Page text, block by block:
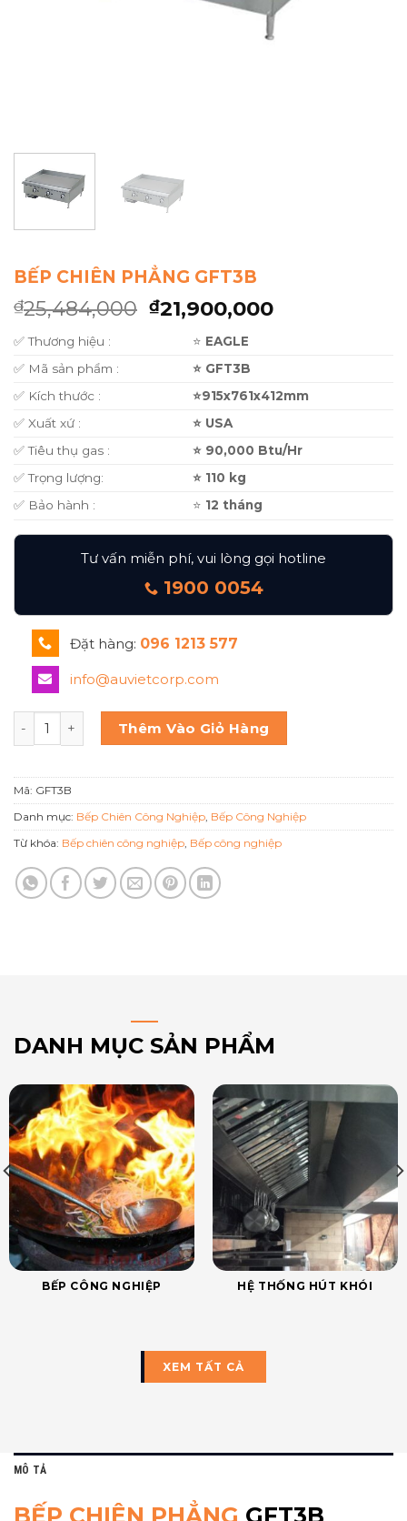
BẾP CHIÊN PHẲNG GFT3B
₫25,484,000 ₫21,900,000
✅ Thương hiệu : ⭐ EAGLE
✅ Mã sản phẩm :
⭐ GFT3B
✅ Kích thước :
⭐915x761x412mm
✅ Xuất xứ :
⭐ USA
✅ Tiêu thụ gas :
⭐ 90,000 Btu/Hr
✅ Trọng lượng:
⭐ 110 kg
✅ Bảo hành :
⭐ 12 tháng
Tư vấn miễn phí, vui lòng gọi hotline
1900 0054
Đặt hàng: 096 1213 577
info@auvietcorp.com
BẾP CHIÊN PHẲNG GFT3B số lượng
Thêm Vào Giỏ Hàng
Mã: GFT3B
Danh mục: Bếp Chiên Công Nghiệp Bếp Công Nghiệp
Từ khóa: Bếp chiên công nghiệp Bếp công nghiệp
DANH MỤC SẢN PHẨM
BẾP CÔNG NGHIỆP HỆ THỐNG HÚT KHÓI
XEM TẤT CẢ
MÔ TẢ
BẾP CHIÊN PHẲNG GFT3B